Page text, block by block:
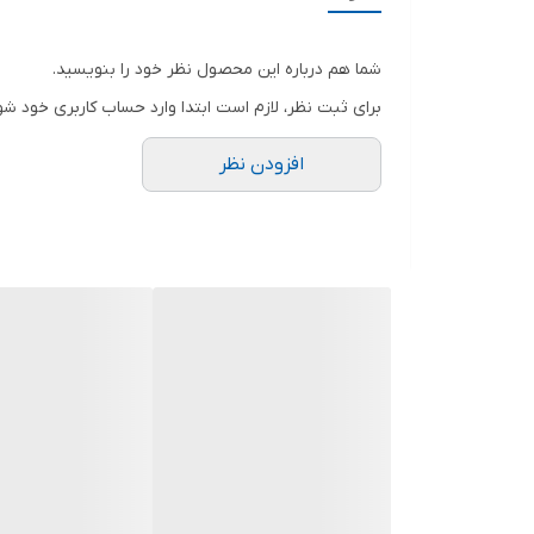
حالت بارانی با فشار زیاد
علم دوشبا رنگ کروم انتخاب مناسبی برای
کردن مدل های مختلف با یکدیگر فراهم است و به
شما هم درباره این محصول نظر خود را بنویسید.
برای ثبت نظر، لازم است ابتدا وارد حساب کاربری خود
افزودن نظر